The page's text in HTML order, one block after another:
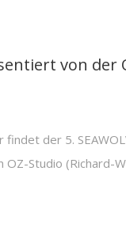
von der
der 5.
Studio (Richard-